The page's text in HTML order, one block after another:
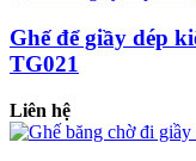
Ghế để giầy dép
TG021
Liên hệ